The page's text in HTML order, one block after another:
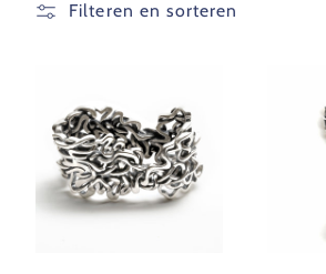
Filteren en sorteren